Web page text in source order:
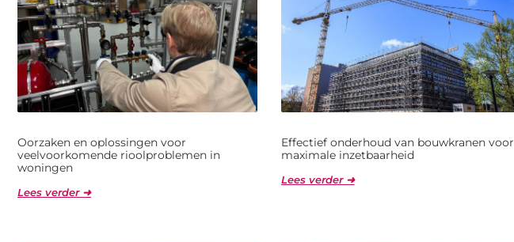
Oorzaken en oplossingen voor
veelvoorkomende rioolproblemen in
woningen
Lees verder ➜
Effectief onderhoud van bouwkranen voor
maximale inzetbaarheid
Lees verder ➜